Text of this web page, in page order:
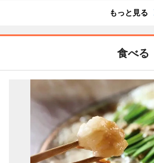
もっと見る
食べる